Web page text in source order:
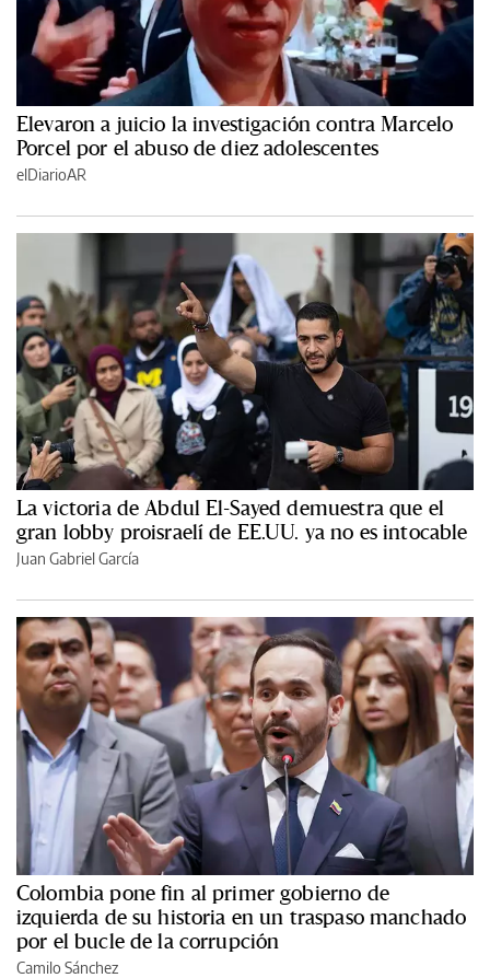
Elevaron a juicio la investigación contra Marcelo
Porcel por el abuso de diez adolescentes
elDiarioAR
La victoria de Abdul El-Sayed demuestra que el
gran lobby proisraelí de EE.UU. ya no es intocable
Juan Gabriel García
Colombia pone fin al primer gobierno de
izquierda de su historia en un traspaso manchado
por el bucle de la corrupción
Camilo Sánchez